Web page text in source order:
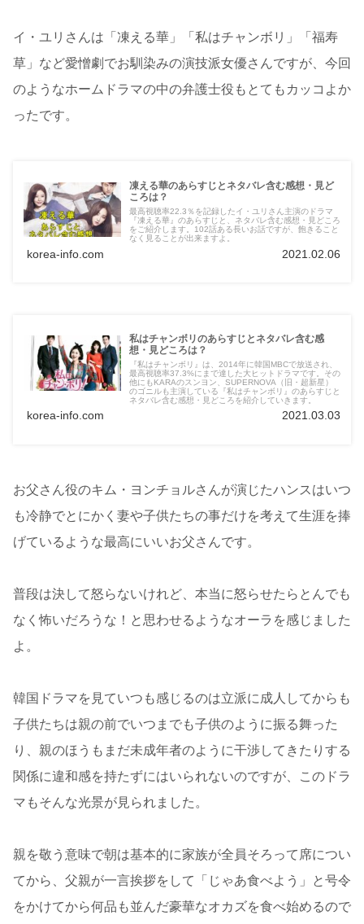
イ・ユリさんは「凍える華」「私はチャンボリ」「福寿
草」など愛憎劇でお馴染みの演技派女優さんですが、今回
のようなホームドラマの中の弁護士役もとてもカッコよか
ったです。
凍える華のあらすじとネタバレ含む感想・見ど
ころは？
最高視聴率22.3％を記録したイ・ユリさん主演のドラマ
『凍える華』のあらすじと、ネタバレ含む感想・見どころ
をご紹介します。102話ある長いお話ですが、飽きること
なく見ることが出来ますよ。
korea-info.com 2021.02.06
私はチャンボリのあらすじとネタバレ含む感
想・見どころは？
『私はチャンボリ』は、2014年に韓国MBCで放送され、
最高視聴率37.3%にまで達した大ヒットドラマです。その
他にもKARAのスンヨン、SUPERNOVA（旧・超新星）
のゴニルも主演している『私はチャンボリ』のあらすじと
ネタバレ含む感想・見どころを紹介していきます。
korea-info.com 2021.03.03
お父さん役のキム・ヨンチョルさんが演じたハンスはいつ
も冷静でとにかく妻や子供たちの事だけを考えて生涯を捧
げているような最高にいいお父さんです。
普段は決して怒らないけれど、本当に怒らせたらとんでも
なく怖いだろうな！と思わせるようなオーラを感じました
よ。
韓国ドラマを見ていつも感じるのは立派に成人してからも
子供たちは親の前でいつまでも子供のように振る舞った
り、親のほうもまだ未成年者のように干渉してきたりする
関係に違和感を持たずにはいられないのですが、このドラ
マもそんな光景が見られました。
親を敬う意味で朝は基本的に家族が全員そろって席につい
てから、父親が一言挨拶をして「じゃあ食べよう」と号令
をかけてから何品も並んだ豪華なオカズを食べ始めるので